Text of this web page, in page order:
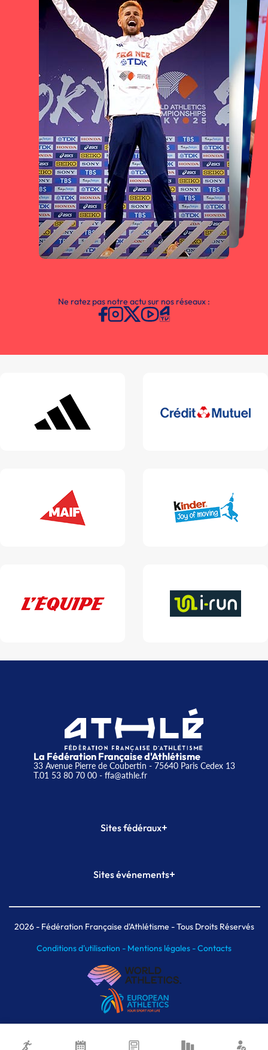
Ne ratez pas notre actu sur nos réseaux :
La Fédération Française d'Athlétisme
33 Avenue Pierre de Coubertin - 75640 Paris Cedex 13
T.01 53 80 70 00- ffa@athle.fr
Sites fédéraux+
Plateforme Formation
Sites événements+
Meeting de Paris indoor
MAIF Ekiden de Paris
2026- Fédération Française d'Athlétisme - Tous Droits Réservés
Conditions d'utilisation - Mentions légales -Contacts